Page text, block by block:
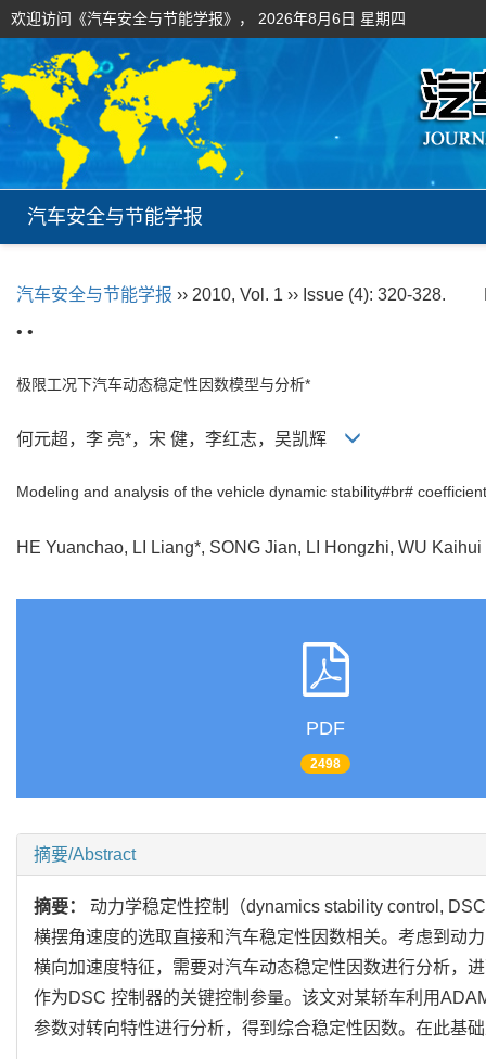
欢迎访问《汽车安全与节能学报》， 2026年8月6日 星期四
汽车安全与节能学报
汽车安全与节能学报 ›› 2010, Vol. 1 ›› Issue (4): 320-328.
• •
极限工况下汽车动态稳定性因数模型与分析*
何元超，李 亮*，宋 健，李红志，吴凯辉
Modeling and analysis of the vehicle dynamic stability#br#
HE Yuanchao, LI Liang*, SONG Jian, LI Hongzhi, WU
PDF
2498
摘要/Abstract
摘要： 动力学稳定性控制（dynamics stability control,
横摆角速度的选取直接和汽车稳定性因数相关。考虑到动
横向加速度特征，需要对汽车动态稳定性因数进行分析，
作为DSC 控制器的关键控制参量。该文对某轿车利用
参数对转向特性进行分析，得到综合稳定性因数。在此基